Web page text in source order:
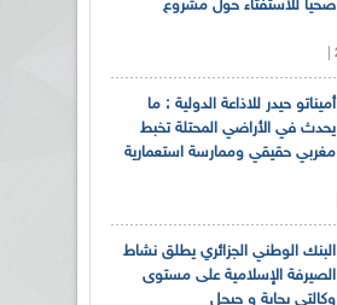
صحيا للاستفتاء حول مشروع
أميناتو حيدر للاذاعة الدولية : ما
يحدث في الأراضي المحتلة تخبط
مغربي حقيقي وممارسة استعمارية
البنك الوطني الجزائري يطلق نشاط
الصيرفة الإسلامية على مستوى
وكالتي بجاية و جيجل